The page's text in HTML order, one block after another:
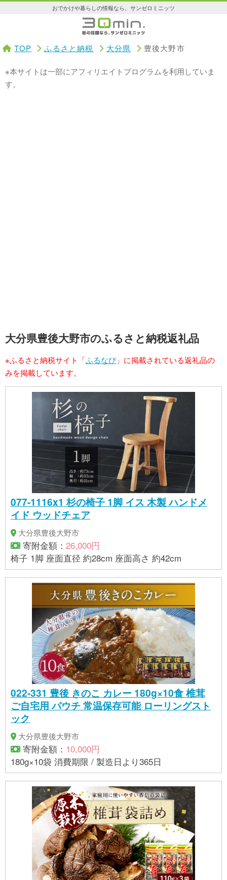
おでかけや暮らしの情報なら、サンゼロミニッツ
TOP ふるさと納税 大分県 豊後大野市
※本サイトは一部にアフィリエイトプログラムを利用していま
す。
大分県豊後大野市のふるさと納税返礼品
※ふるさと納税サイト「ふるなび」に掲載されている返礼品の
みを掲載しています。
077-1116x1 杉の椅子 1脚 イス 木製 ハンドメ
イド ウッドチェア
大分県豊後大野市
寄附金額： 26,000円
椅子 1脚 座面直径 約28cm 座面高さ 約42cm
022-331 豊後 きのこ カレー 180g×10食 椎茸
ご自宅用 パウチ 常温保存可能 ローリングスト
ック
大分県豊後大野市
寄附金額： 10,000円
180g×10袋 消費期限 / 製造日より365日